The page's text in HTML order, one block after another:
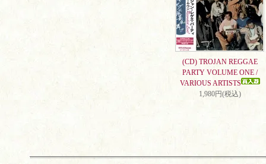
(CD) TROJAN REGGAE
PARTY VOLUME ONE /
VARIOUS ARTISTS
1,980円(税込)